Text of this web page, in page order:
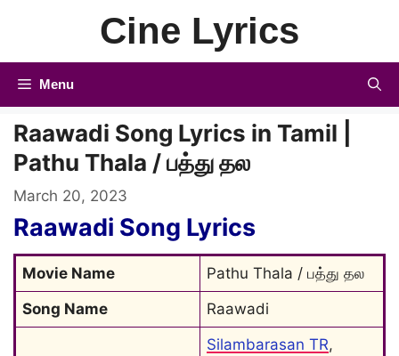
Cine Lyrics
Menu
Raawadi Song Lyrics in Tamil |
Pathu Thala / பத்து தல
March 20, 2023
Raawadi Song Lyrics
Movie Name
Pathu Thala / பத்து தல
Song Name
Raawadi
Silambarasan TR